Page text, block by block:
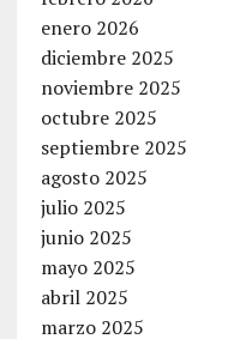
enero 2026
diciembre 2025
noviembre 2025
octubre 2025
septiembre 2025
agosto 2025
julio 2025
junio 2025
mayo 2025
abril 2025
marzo 2025